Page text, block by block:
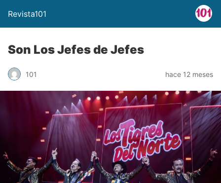
Revista101
Son Los Jefes de Jefes
101 hace 12 meses